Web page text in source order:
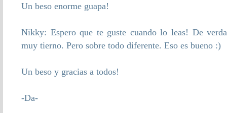
Un beso enorme guapa!
Nikky: Espero que te guste cuando lo leas! De
muy tierno. Pero sobre todo diferente. Eso es bueno :)
Un beso y gracias a todos!
-Da-